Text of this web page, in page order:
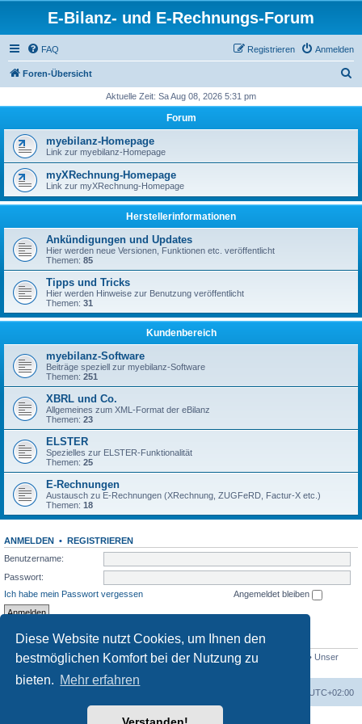
Diese Website nutzt Cookies, um Ihnen den
bestmöglichen Komfort bei der Nutzung zu
bieten. Mehr erfahren
E-Bilanz- und E-Rechnungs-Forum
FAQ Anmelden
Registrieren
Foren-Übersicht
h
Aktuelle Zeit: Sa Aug 08, 2026 5:31 pm
Forum
myebilanz-Homepage
Link zur myebilanz-Homepage
myXRechnung-Homepage
Link zur myXRechnung-Homepage
Herstellerinformationen
Ankündigungen und Updates
Hier werden neue Versionen, Funktionen etc. veröffentlicht
Themen: 85
Tipps und Tricks
Hier werden Hinweise zur Benutzung veröffentlicht
Themen: 31
Kundenbereich
myebilanz-Software
Beiträge speziell zur myebilanz-Software
Themen: 251
XBRL und Co.
Allgemeines zum XML-Format der eBilanz
Themen: 23
ELSTER
Spezielles zur ELSTER-Funktionalität
Themen: 25
E-Rechnungen
Austausch zu E-Rechnungen (XRechnung, ZUGFeRD, Factur-X etc.)
Themen: 18
ANMELDEN • REGISTRIEREN
Benutzername:
Passwort:
Ich habe mein Passwort vergessen
Angemeldet bleiben
STATISTIK
Beiträge insgesamt1560 • Themen insgesamt433 • Mitglieder insgesamt
• Unser
neuestes Mitglied:
UTC+02:00
Powered byphpBB® Forum Software © phpBB Limited